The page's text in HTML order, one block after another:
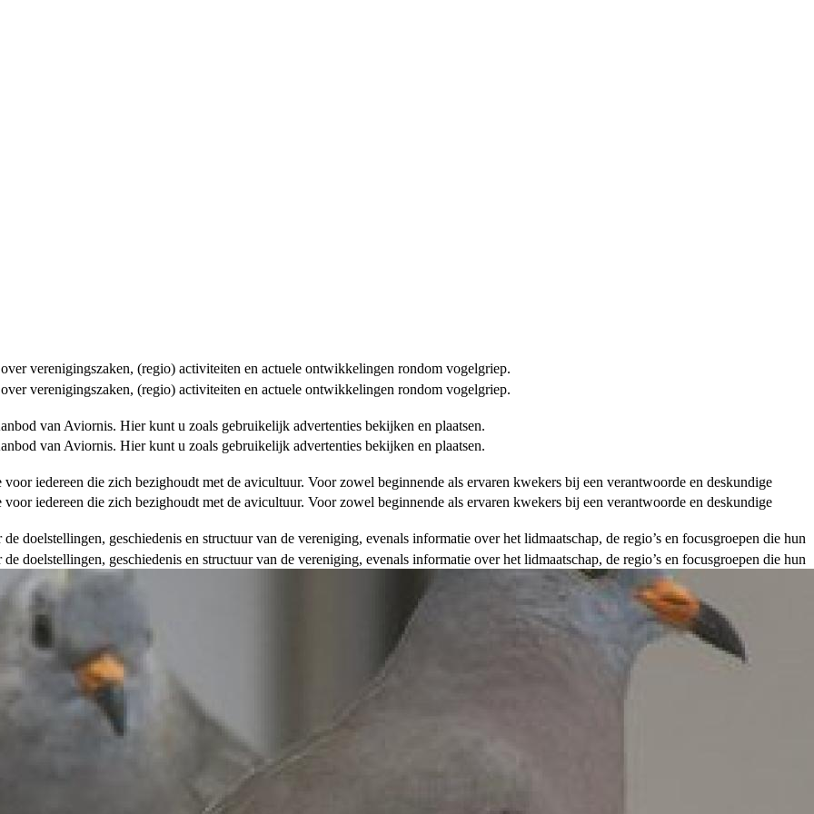
verenigingszaken, (regio) activiteiten en actuele ontwikkelingen rondom vogelgriep.
verenigingszaken, (regio) activiteiten en actuele ontwikkelingen rondom vogelgriep.
van Aviornis. Hier kunt u zoals gebruikelijk advertenties bekijken en plaatsen.
van Aviornis. Hier kunt u zoals gebruikelijk advertenties bekijken en plaatsen.
iedereen die zich bezighoudt met de avicultuur. Voor zowel beginnende als ervaren kwekers bij een verantwoorde en deskundige
iedereen die zich bezighoudt met de avicultuur. Voor zowel beginnende als ervaren kwekers bij een verantwoorde en deskundige
doelstellingen, geschiedenis en structuur van de vereniging, evenals informatie over het lidmaatschap, de regio’s en focusgroepen die hun
doelstellingen, geschiedenis en structuur van de vereniging, evenals informatie over het lidmaatschap, de regio’s en focusgroepen die hun